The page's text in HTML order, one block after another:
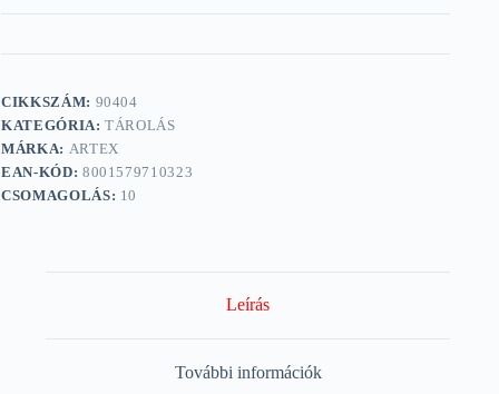
CIKKSZÁM: 90404
KATEGÓRIA:TÁROLÁS
MÁRKA: ARTEX
EAN-KÓD: 8001579710323
CSOMAGOLÁS: 10
Leírás
További információk